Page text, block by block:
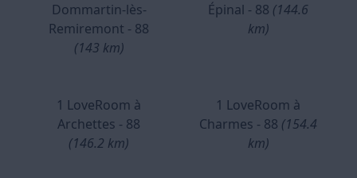
Dommartin-lès-
Remiremont - 88
(143 km)
Épinal - 88 (144.6
km)
1 LoveRoom à
Archettes - 88
(146.2 km)
1 LoveRoom à
Charmes - 88 (154.4
km)